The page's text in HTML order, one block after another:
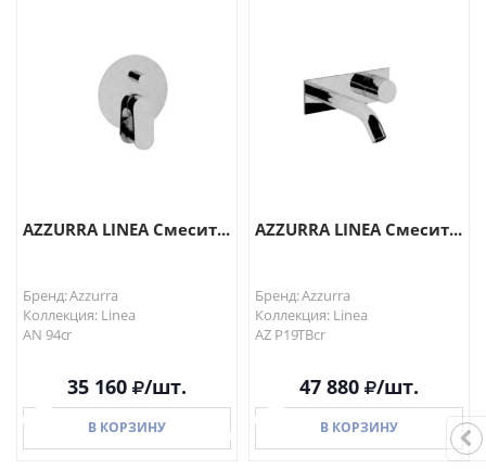
AZZURRA LINEA Смесит...
Бренд: Azzurra
Коллекция: Linea
AN 94cr
35 160 /шт.
В КОРЗИНУ
AZZURRA LINEA Смесит...
Бренд: Azzurra
Коллекция: Linea
AZ P19TBcr
47 880 /шт.
В КОРЗИНУ